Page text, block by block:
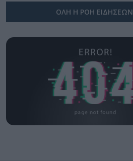
ΟΛΗ Η ΡΟΗ ΕΙΔΗΣΕΩΝ